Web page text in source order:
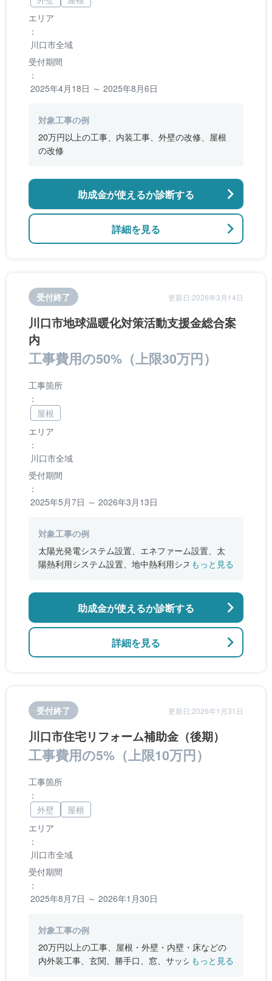
エリア
：
川口市全域
受付期間
：
2025年4月18日 ～ 2025年8月6日
対象工事の例
20万円以上の工事、内装工事、外壁の改修、屋根
の改修
詳細を見る
助成金が使えるか診断する
受付終了 更新日:2026年3月14日
川口市地球温暖化対策活動支援金総合案
内
工事費用の50%（上限30万円）
エリア
：
川口市全域
受付期間
：
2025年5月7日 ～ 2026年3月13日
工事箇所
：
屋根
対象工事の例
太陽光発電システム設置、エネファーム設置、太
陽熱利用システム設置、地中熱利用システム等の
もっと見る
詳細を見る
助成金が使えるか診断する
受付終了 更新日:2026年1月31日
川口市住宅リフォーム補助金（後期）
工事費用の5%（上限10万円）
エリア
：
川口市全域
受付期間
：
2025年8月7日 ～ 2026年1月30日
工事箇所
：
外壁
屋根
対象工事の例
20万円以上の工事、屋根・外壁・内壁・床などの
内外装工事、玄関、勝手口、窓、サッシなどの開
もっと見る